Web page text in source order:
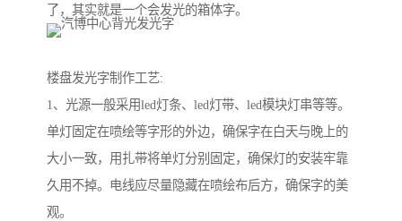
了，其实就是一个会发光的箱体字。
楼盘发光字制作工艺:
1、光源一般采用led灯条、led灯带、led模块灯串等等。
单灯固定在喷绘等字形的外边，确保字在白天与晚上的
大小一致，用扎带将单灯分别固定，确保灯的安装牢靠
久用不掉。电线应尽量隐藏在喷绘布后方，确保字的美
观。